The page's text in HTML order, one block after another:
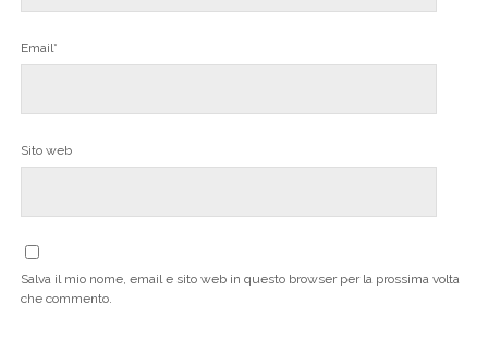
Email*
Sito web
Salva il mio nome, email e sito web in questo browser per la prossima volta
che commento.